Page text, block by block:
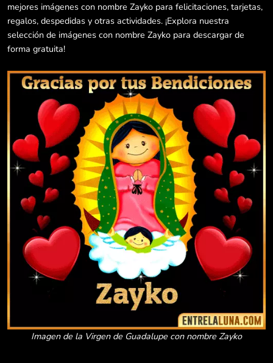
mejores imágenes con nombre Zayko para felicitaciones, tarjetas,
regalos, despedidas y otras actividades. ¡Explora nuestra
selección de imágenes con nombre Zayko para descargar de
forma gratuita!
Imagen de la Virgen de Guadalupe con nombre Zayko